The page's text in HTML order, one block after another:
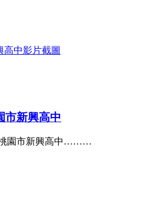
市新興高中
-桃園市新興高中………